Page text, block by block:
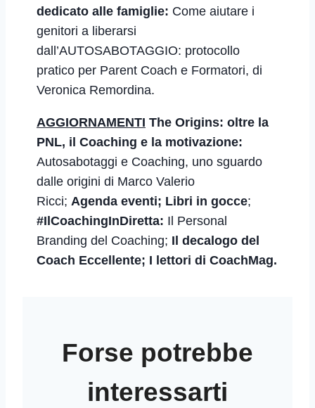
dedicato alle famiglie: Come aiutare i
genitori a liberarsi
dall’AUTOSABOTAGGIO: protocollo
pratico per Parent Coach e Formatori, di
Veronica Remordina.
AGGIORNAMENTI The Origins: oltre la
PNL, il Coaching e la motivazione:
Autosabotaggi e Coaching, uno sguardo
dalle origini di Marco Valerio
Ricci; Agenda eventi; Libri in gocce;
#IlCoachingInDiretta: Il Personal
Branding del Coaching; Il decalogo del
Coach Eccellente; I lettori di CoachMag.
Forse potrebbe
interessarti